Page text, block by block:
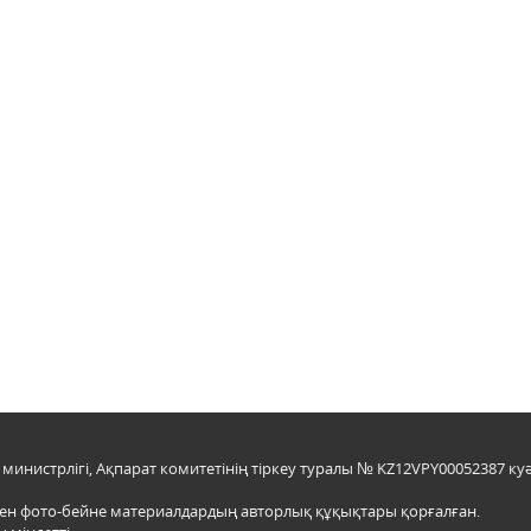
Ақпарат комитетінің тіркеу туралы № KZ12VPY00052387
фото-бейне материалдардың авторлық құқықтары қорғалған.